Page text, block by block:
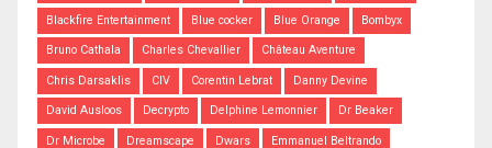
Blackfire Entertainment Blue cocker Blue Orange Bombyx
Bruno Cathala Charles Chevallier Château Aventure
Chris Darsaklis CIV Corentin Lebrat Danny Devine
David Ausloos Decrypto Delphine Lemonnier Dr Beaker
Dr Microbe Dreamscape Dwars Emmanuel Beltrando